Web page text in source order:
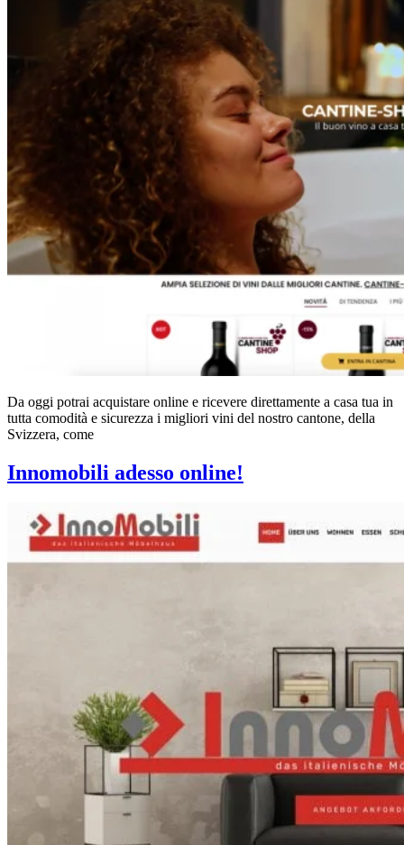
Da oggi potrai acquistare online e ricevere direttamente a casa tua in
tutta comodità e sicurezza i migliori vini del nostro cantone, della
Svizzera, come
Innomobili adesso online!